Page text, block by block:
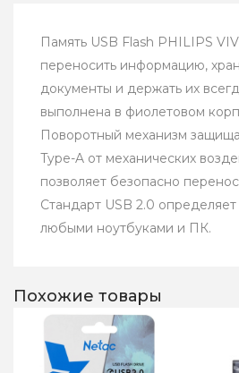
Память USB Flash PHILIPS
переносить информацию,
документы и держать их
выполнена в фиолетовом
Поворотный механизм
Type-A от механических
позволяет безопасно
Стандарт USB 2.0
любыми ноутбуками и ПК.
Похожие товары